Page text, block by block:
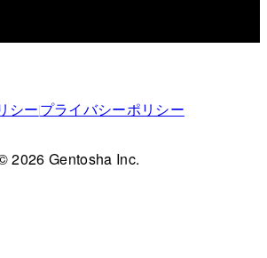
シープライバシーポリシー
2026 Gentosha Inc.